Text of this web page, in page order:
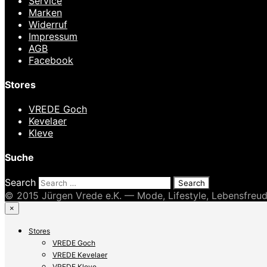
Marken
Widerruf
Impressum
AGB
Facebook
Stores
VREDE Goch
Kevelaer
Kleve
Suche
Search
© 2015 Jürgen Vrede e.K. — Mode, Lifestyle,
×
Stores
VREDE Goch
VREDE Kevelaer